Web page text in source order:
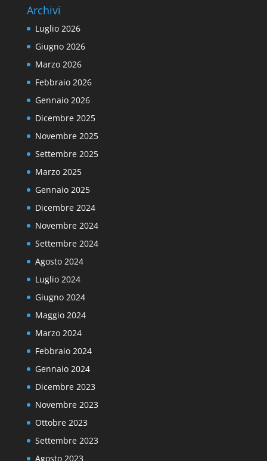
Archivi
Luglio 2026
Giugno 2026
Marzo 2026
Febbraio 2026
Gennaio 2026
Dicembre 2025
Novembre 2025
Settembre 2025
Marzo 2025
Gennaio 2025
Dicembre 2024
Novembre 2024
Settembre 2024
Agosto 2024
Luglio 2024
Giugno 2024
Maggio 2024
Marzo 2024
Febbraio 2024
Gennaio 2024
Dicembre 2023
Novembre 2023
Ottobre 2023
Settembre 2023
Agosto 2023